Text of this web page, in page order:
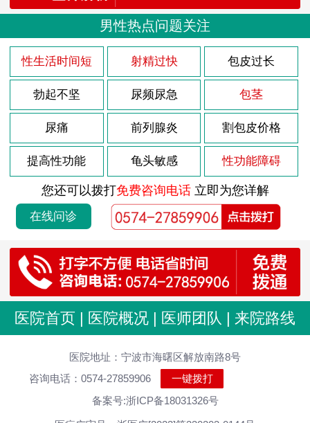
男性热点问题关注
性生活时间短 射精过快 包皮过长
勃起不坚 尿频尿急 包茎
尿痛 前列腺炎 割包皮价格
提高性功能 龟头敏感 性功能障碍
您还可以拨打免费咨询电话立即为您详解
在线问诊
医院首页 | 医院概况 | 医师团队 | 来院路线
医院地址：宁波市海曙区解放南路8号
咨询电话：0574-27859906
一键拨打
备案号:浙ICP备18031326号